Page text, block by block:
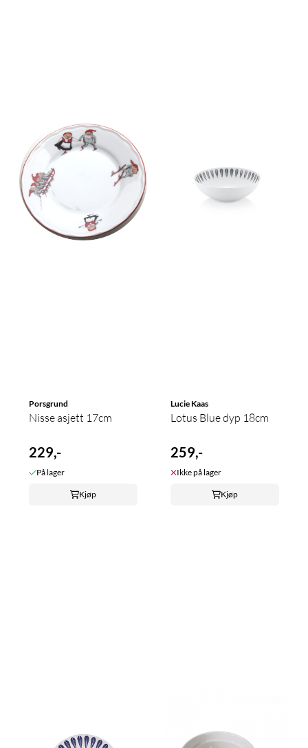
Porsgrund
Nisse asjett 17cm
229,-
På lager
Kjøp
Lucie Kaas
Lotus Blue dyp 18cm
259,-
Ikke på lager
Kjøp